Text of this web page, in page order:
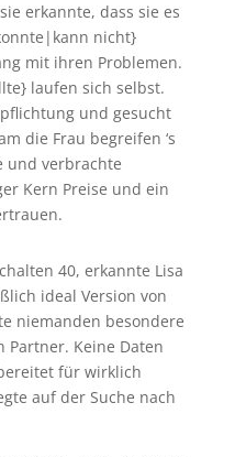
erkannte, dass sie es
nicht}
mit ihren Problemen.
laufen sich selbst.
und gesucht
die Frau begreifen ‘s
und verbrachte
Kern Preise und ein
40, erkannte Lisa
ideal Version von
niemanden besondere
Partner. Keine Daten
für wirklich
auf der Suche nach